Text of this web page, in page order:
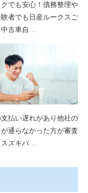
でも安心！債務整理や
者でも日産ルークスご
古車自…
払い遅れがあり他社の
が通らなかった方が審査
スズキパ…